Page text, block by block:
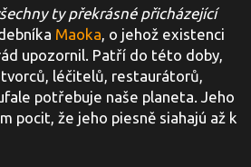
ty překrásné přicházející
Maoka, o jehož existenci
upozornil. Patří do této doby,
léčitelů, restaurátorů,
potřebuje naše planeta. Jeho
pocit, že jeho piesně siahajú až k